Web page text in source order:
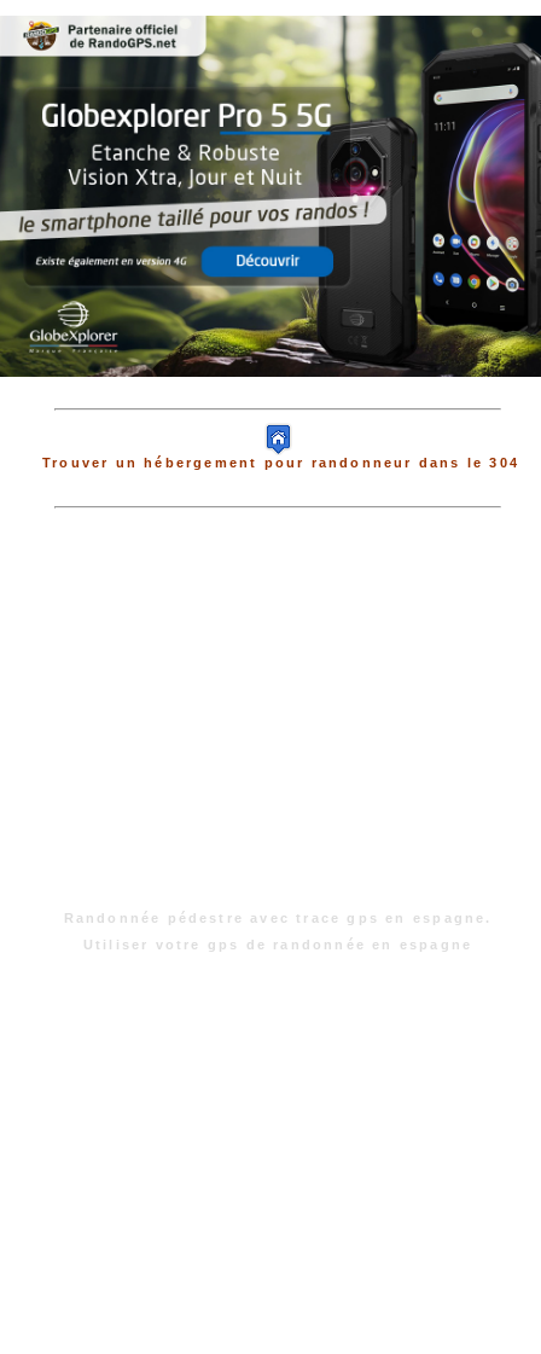
Trouver un hébergement pour randonneur dans le 304
Randonnée pédestre avec trace gps en espagne.
Utiliser votre gps de randonnée en espagne